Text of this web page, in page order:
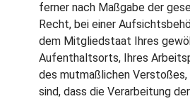
ferner nach Maßgabe der
Recht, bei einer
dem Mitgliedstaat Ihres
Aufenthaltsorts, Ihres
des mutmaßlichen
sind, dass die Verarbeitung